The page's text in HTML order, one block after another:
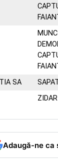
SA
Adaugă-ne ca